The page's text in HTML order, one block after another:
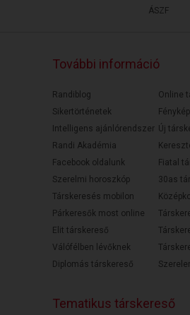
ÁSZF
További információ
Randiblog
Sikertörténetek
Intelligens ajánlórendszer
Randi Akadémia
Facebook oldalunk
Szerelmi horoszkóp
Társkeresés mobilon
Párkeresők most online
Elit társkereső
Válófélben lévőknek
Diplomás társkereső
Online
Új
Fiatal
30as
Tematikus társkereső